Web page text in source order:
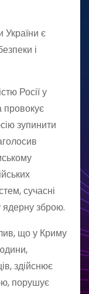
України є
і
Росії у
провокує
зупинити
сучасні
ядерну зброю.
що у Криму
здійснює
порушує